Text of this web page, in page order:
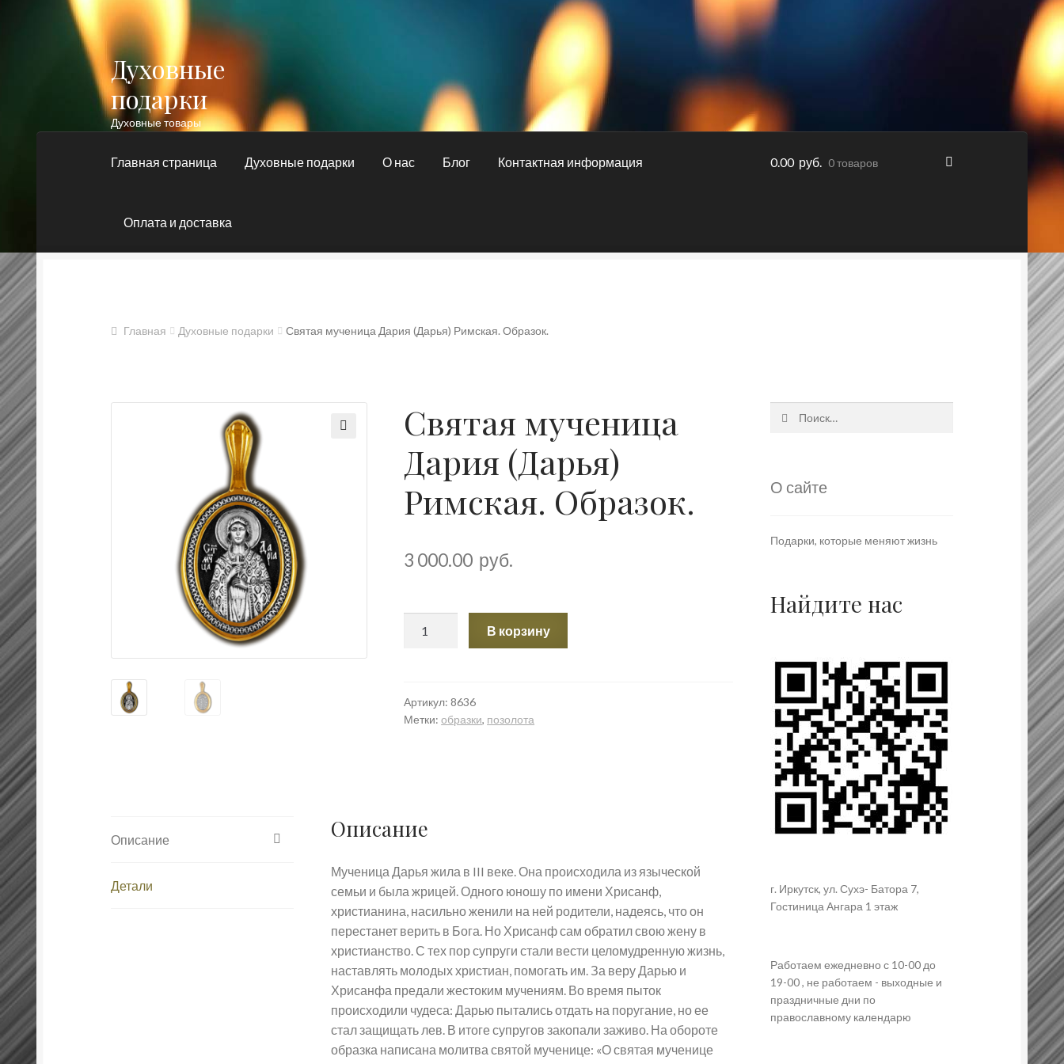
Перейти
к
навигации
Перейти
к
содержимому
Духовные
подарки
Духовные товары
Главная страница Духовные подарки О нас Блог Контактная информация
Оплата и доставка
0.00 руб. 0 товаров
Главная Духовные подарки Святая мученица Дария (Дарья) Римская. Образок.
Святая мученица
Дария (Дарья)
Римская. Образок.
3 000.00 руб.
Дария
(Дарья)
В корзину
Артикул:8636
Метки:образки, позолота
Описание
Детали
Описание
Мученица Дарья жила в III веке. Она происходила из языческой
семьи и была жрицей. Одного юношу по имени Хрисанф,
христианина, насильно женили на ней родители, надеясь, что он
перестанет верить в Бога. Но Хрисанф сам обратил свою жену в
христианство. С тех пор супруги стали вести целомудренную жизнь,
наставлять молодых христиан, помогать им. За веру Дарью и
Хрисанфа предали жестоким мучениям. Во время пыток
происходили чудеса: Дарью пытались отдать на поругание, но ее
стал защищать лев. В итоге супругов закопали заживо. На обороте
образка написана молитва святой мученице: «О святая мученице
О сайте
Подарки, которые меняют жизнь
Найдите нас
г. Иркутск, ул. Сухэ- Батора 7,
Гостиница Ангара 1 этаж
Работаем ежедневно с 10-00 до
19-00 , не работаем - выходные и
праздничные дни по
православному календарю